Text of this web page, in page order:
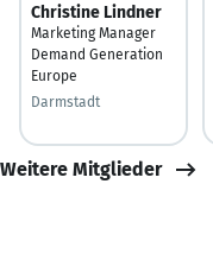
Christine Lindner
Marketing Manager
Demand Generation
Europe
Darmstadt
Weitere Mitglieder